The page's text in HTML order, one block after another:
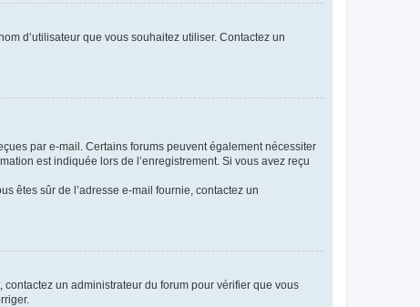
d’utilisateur que vous souhaitez utiliser. Contactez un
par e-mail. Certains forums peuvent également nécessiter
est indiquée lors de l’enregistrement. Si vous avez reçu
êtes sûr de l’adresse e-mail fournie, contactez un
un administrateur du forum pour vérifier que vous